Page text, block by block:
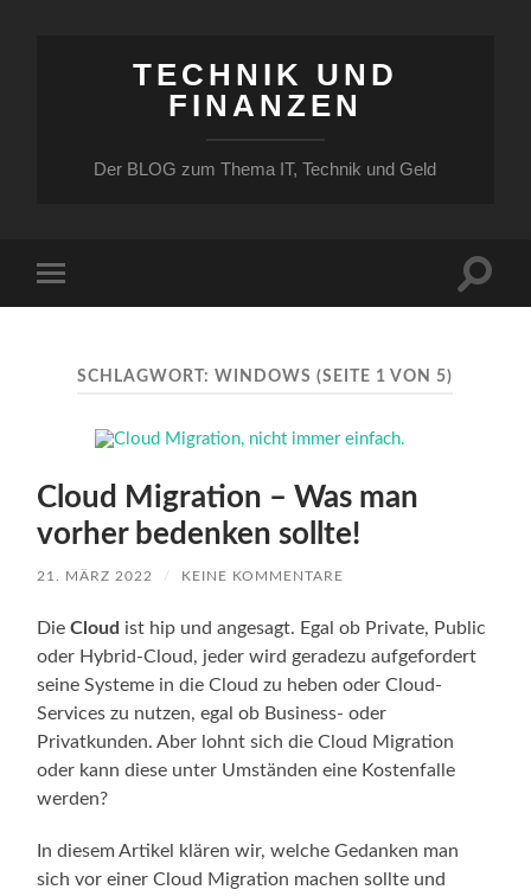
TECHNIK UND
FINANZEN
Der BLOG zum Thema IT, Technik und Geld
Menü
SCHLAGWORT: WINDOWS (SEITE 1 VON 5)
Cloud Migration – Was man
vorher bedenken sollte!
21. MÄRZ 2022 / KEINE KOMMENTARE
DieCloud ist hip und angesagt. Egal ob Private, Public
oder Hybrid-Cloud, jeder wird geradezu aufgefordert
seine Systeme in die Cloud zu heben oder Cloud-
Services zu nutzen, egal ob Business- oder
Privatkunden. Aber lohnt sich die Cloud Migration
oder kann diese unter Umständen eine Kostenfalle
werden?
In diesem Artikel klären wir, welche Gedanken man
sich vor einer Cloud Migration machen sollte und